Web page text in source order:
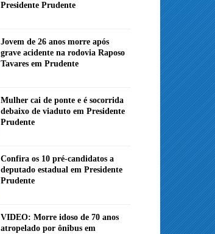
Presidente Prudente
Jovem de 26 anos morre após
grave acidente na rodovia Raposo
Tavares em Prudente
Mulher cai de ponte e é socorrida
debaixo de viaduto em Presidente
Prudente
Confira os 10 pré-candidatos a
deputado estadual em Presidente
Prudente
VIDEO: Morre idoso de 70 anos
atropelado por ônibus em